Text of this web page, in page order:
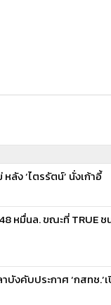
หลัง ‘ไตรรัตน์’ นั่งเก้าอี้
หมื่นล. ขณะที่ TRUE ช
บังคับประกาศ ‘กสทช.’